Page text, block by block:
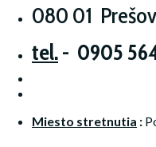
080 01 Prešov
tel.- 0905
Miesto stretnutia :